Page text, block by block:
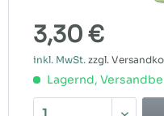
3,30 €
inkl. MwSt. zzgl.
Lagernd,